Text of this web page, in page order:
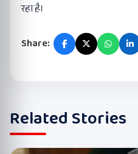
रहा है।
Share:
Related Stories